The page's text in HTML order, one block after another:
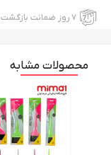
۷ روز ضمانت بازگشت کالا
محصولات مشابه